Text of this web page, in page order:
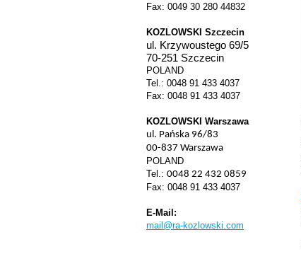
Fax: 0049 30 280 44832
KOZLOWSKI Szczecin
ul. Krzywoustego 69/5
70-251 Szczecin
POLAND
Tel.: 0048 91 433 4037
Fax: 0048 91 433 4037
KOZLOWSKI Warszawa
ul. Pańska 96/83
00-837 Warszawa
POLAND
Tel.: 0048 22 432 0859
Fax: 0048 91 433 4037
E-Mail:
mail@ra-kozlowski.com